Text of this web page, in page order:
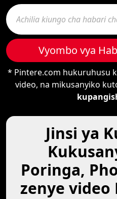
Vyombo vya
* Pintere.com hukuruhusu
video, na mikusanyiko
Jinsi ya
Poringa,
zenye video